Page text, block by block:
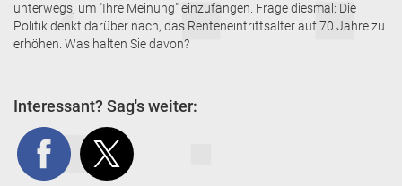
unterwegs, um "Ihre Meinung" einzufangen. Frage diesmal: Die
Politik denkt darüber nach, das Renteneintrittsalter auf 70 Jahre zu
erhöhen. Was halten Sie davon?
Interessant? Sag's weiter: